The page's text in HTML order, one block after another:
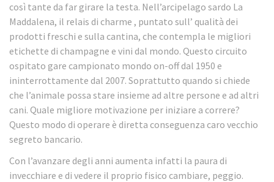
così tante da far girare la testa. Nell’arcipelago sardo La
Maddalena, il relais di charme , puntato sull’ qualità dei
prodotti freschi e sulla cantina, che contempla le migliori
etichette di champagne e vini dal mondo. Questo circuito
ospitato gare campionato mondo on-off dal 1950 e
ininterrottamente dal 2007. Soprattutto quando si chiede
che l’animale possa stare insieme ad altre persone e ad altri
cani. Quale migliore motivazione per iniziare a correre?
Questo modo di operare è diretta conseguenza caro vecchio
segreto bancario.
Con l’avanzare degli anni aumenta infatti la paura di
invecchiare e di vedere il proprio fisico cambiare, peggio.